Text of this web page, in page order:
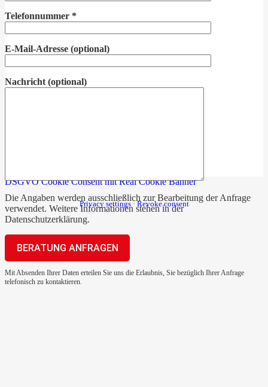
Telefonnummer *
E-Mail-Adresse (optional)
Nachricht (optional)
Die Angaben werden ausschließlich zur Bearbeitung der Anfrage
verwendet. Weitere Informationen stehen in der
Datenschutzerklärung.
Mit Absenden Ihrer Daten erteilen Sie uns die Erlaubnis, Sie bezüglich Ihrer Anfrage
telefonisch zu kontaktieren.
DSGVO Cookie Consent mit Real Cookie Banner
Privacy settings ·Revoke consent